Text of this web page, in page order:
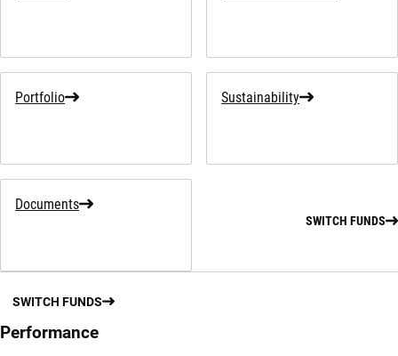
Portfolio Sustainability
Documents
SWITCH FUNDS
SWITCH FUNDS
Performance